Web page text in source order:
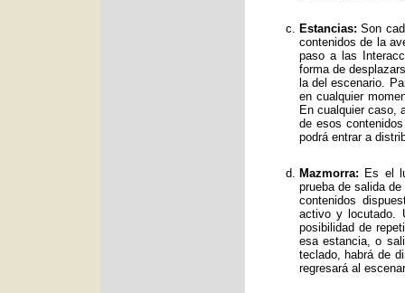
Estancias: Son
contenidos de la
paso a las
forma de
la del escenario.
en cualquier
En cualquier caso,
de esos
podrá entrar a
Mazmorra: Es el
prueba de salida
contenidos
activo y locutado.
posibilidad de
esa estancia, o
teclado, habrá de
regresará al